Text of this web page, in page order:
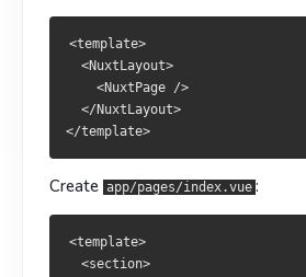
路由完全由
路由完全由
<template>
  <NuxtLayout>
    <NuxtPage />
  </NuxtLayout>
Create app/pages/index.vue :
<template>
  <section>